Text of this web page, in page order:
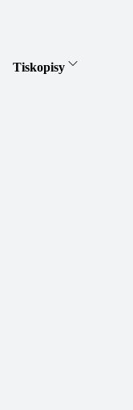
Tiskopisy